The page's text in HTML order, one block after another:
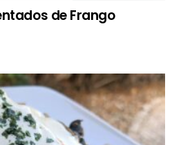
de Frango